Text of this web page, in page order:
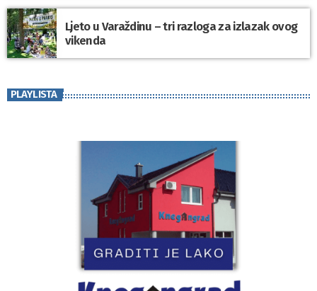
Ljeto u Varaždinu – tri razloga za izlazak ovog
vikenda
PLAYLISTA